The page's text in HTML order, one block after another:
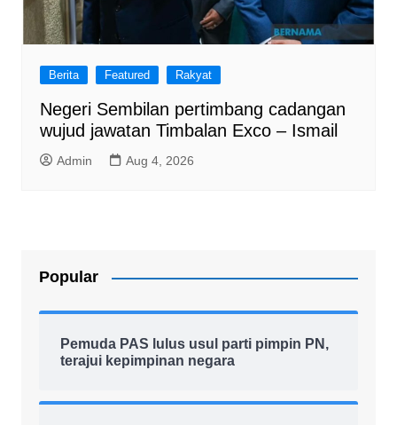
Berita Featured Rakyat
Negeri Sembilan pertimbang cadangan
wujud jawatan Timbalan Exco – Ismail
Admin Aug 4, 2026
Popular
Pemuda PAS lulus usul parti pimpin PN,
terajui kepimpinan negara